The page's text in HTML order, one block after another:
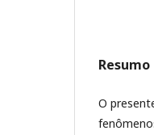
Resumo
O